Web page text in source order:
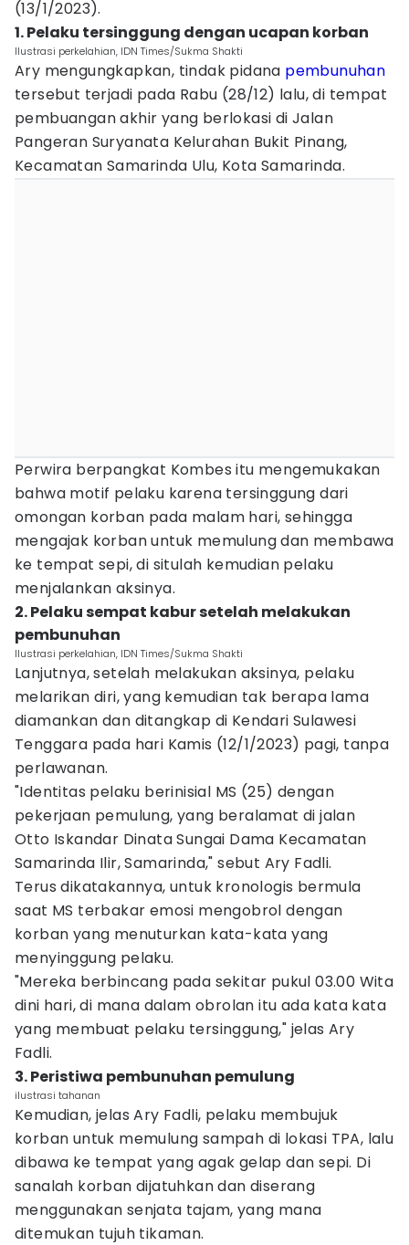
(13/1/2023).
1. Pelaku tersinggung dengan ucapan korban
Ilustrasi perkelahian, IDN Times/Sukma Shakti
Ary mengungkapkan, tindak pidana pembunuhan
tersebut terjadi pada Rabu (28/12) lalu, di tempat
pembuangan akhir yang berlokasi di Jalan
Pangeran Suryanata Kelurahan Bukit Pinang,
Kecamatan Samarinda Ulu, Kota Samarinda.
Perwira berpangkat Kombes itu mengemukakan
bahwa motif pelaku karena tersinggung dari
omongan korban pada malam hari, sehingga
mengajak korban untuk memulung dan membawa
ke tempat sepi, di situlah kemudian pelaku
menjalankan aksinya.
2. Pelaku sempat kabur setelah melakukan
pembunuhan
Ilustrasi perkelahian, IDN Times/Sukma Shakti
Lanjutnya, setelah melakukan aksinya, pelaku
melarikan diri, yang kemudian tak berapa lama
diamankan dan ditangkap di Kendari Sulawesi
Tenggara pada hari Kamis (12/1/2023) pagi, tanpa
perlawanan.
"Identitas pelaku berinisial MS (25) dengan
pekerjaan pemulung, yang beralamat di jalan
Otto Iskandar Dinata Sungai Dama Kecamatan
Samarinda Ilir, Samarinda," sebut Ary Fadli.
Terus dikatakannya, untuk kronologis bermula
saat MS terbakar emosi mengobrol dengan
korban yang menuturkan kata-kata yang
menyinggung pelaku.
"Mereka berbincang pada sekitar pukul 03.00 Wita
dini hari, di mana dalam obrolan itu ada kata kata
yang membuat pelaku tersinggung," jelas Ary
Fadli.
3. Peristiwa pembunuhan pemulung
ilustrasi tahanan
Kemudian, jelas Ary Fadli, pelaku membujuk
korban untuk memulung sampah di lokasi TPA, lalu
dibawa ke tempat yang agak gelap dan sepi. Di
sanalah korban dijatuhkan dan diserang
menggunakan senjata tajam, yang mana
ditemukan tujuh tikaman.